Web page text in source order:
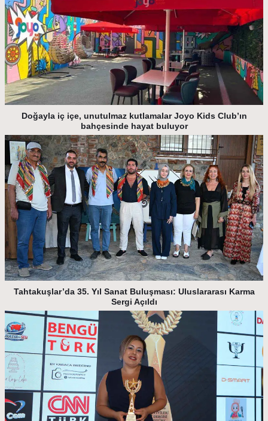
Doğayla iç içe, unutulmaz kutlamalar Joyo Kids Club’ın
bahçesinde hayat buluyor
Tahtakuşlar’da 35. Yıl Sanat Buluşması: Uluslararası Karma
Sergi Açıldı